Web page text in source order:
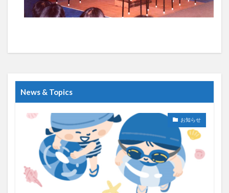
News & Topics
お知らせ